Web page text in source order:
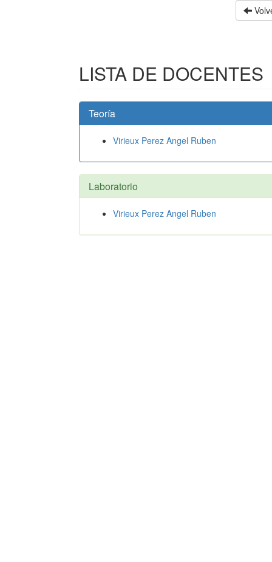
LISTA DE DOCENTES
Teoría
Virieux Perez Angel Ruben
Laboratorio
Virieux Perez Angel Ruben